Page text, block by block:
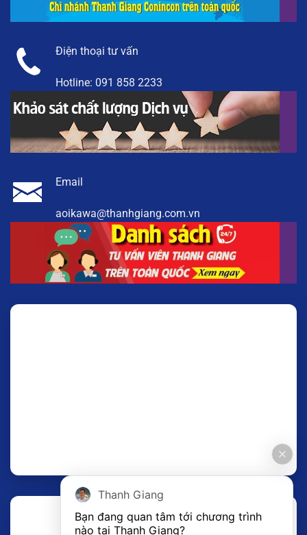
Điện thoại tư vấn
Hotline: 091 858 2233
Email
aoikawa@thanhgiang.com.vn
Thanh Giang
Bạn đang quan tâm tới chương trình
nào tại Thanh Giang?